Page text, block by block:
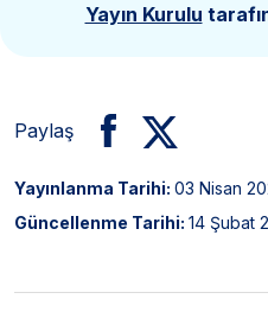
Yayın Kurulu
Paylaş
Yayınlanma Tarihi: 03 Nisan
Güncellenme Tarihi: 14 Şubat